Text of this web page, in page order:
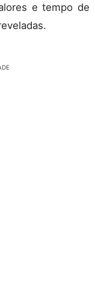
e tempo de